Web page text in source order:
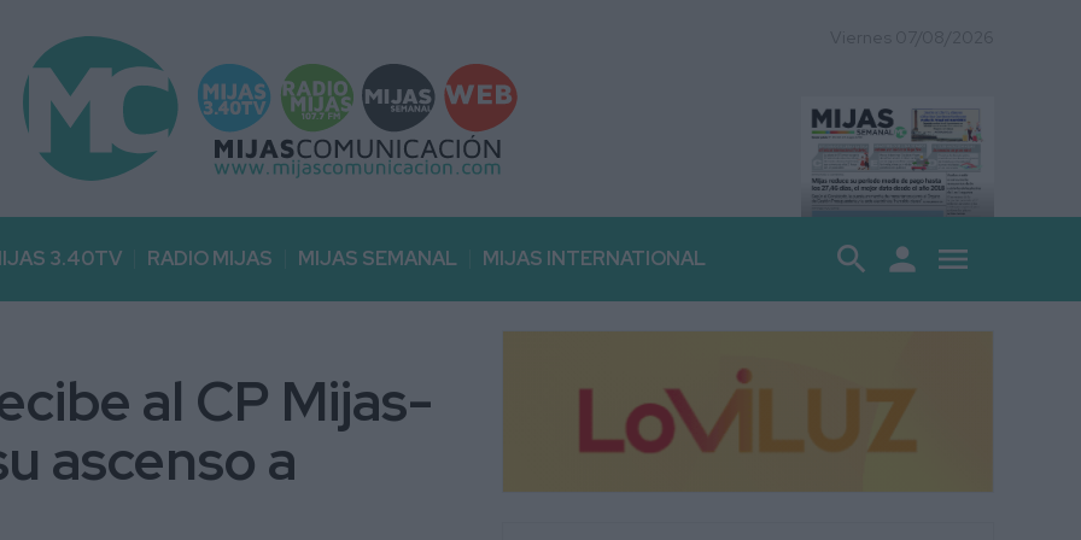
3.40TV RADIO MIJAS MIJAS SEMANAL MIJAS INTERNATIONAL search person menu
al CP Mijas-
ascenso a